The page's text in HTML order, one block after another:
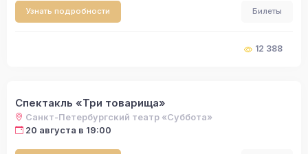
Узнать подробности Билеты
12 388
Спектакль «Три товарища»
Санкт-Петербургский театр «Суббота»
20 августа в 19:00